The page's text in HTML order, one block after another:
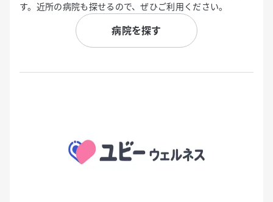
す。近所の病院も探せるので、ぜひご利用ください。
病院を探す